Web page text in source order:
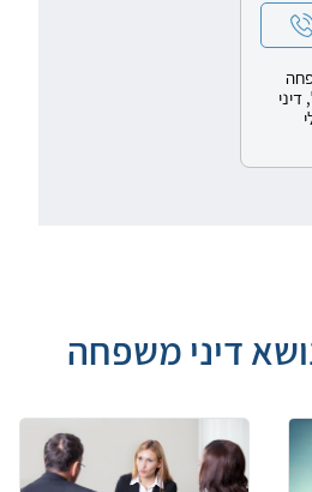
דיני משפחה